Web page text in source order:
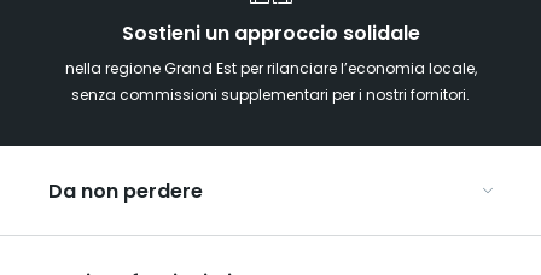
Sostieni un approccio solidale
nella regione Grand Est per rilanciare l’economia locale,
senza commissioni supplementari per i nostri fornitori.
Da non perdere